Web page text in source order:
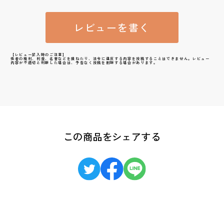
レビューを書く
【レビュー記入時のご注意】
他者の権利、利益、名誉などを損ねたり、法令に違反する内容を投稿することはできません。レビュー
内容が不適切と判断した場合は、予告なく投稿を削除する場合があります。
この商品をシェアする